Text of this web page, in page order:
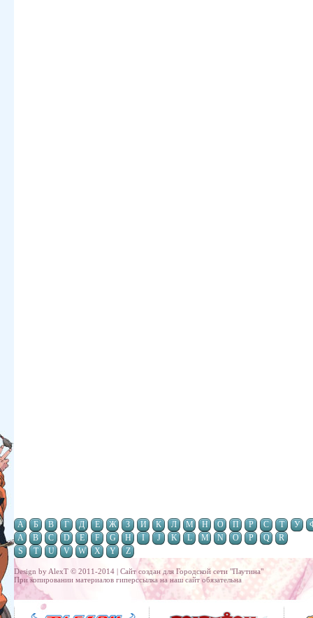
А Б В Г Д Е Ж З И К Л М Н О П Р С Т У
A
B C D E F G H I J K L M N O P Q
R
S
T U V W X Y Z
Design by AlexT © 2011-2014 | Сайт создан для Городской сети "Паутина"
При копировании материалов гиперссылка на наш сайт обязательна